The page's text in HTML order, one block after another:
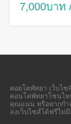
7,000บาท
คอยโดพัทยา เว็บไ
คอนโดพัทยาโซนไห
คุณแนน หรือหากกำ
ลงเว็บไซส์ได้ฟรีไม่